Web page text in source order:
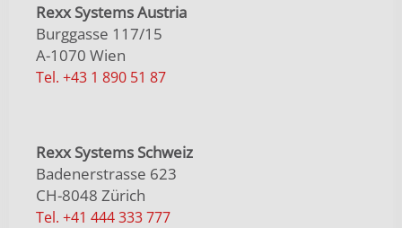
Rexx Systems Austria
Burggasse 117/15
A-1070 Wien
Tel. +43 1 890 51 87
Rexx Systems Schweiz
Badenerstrasse 623
CH-8048 Zürich
Tel. +41 444 333 777